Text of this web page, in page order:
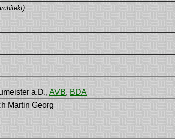
a.D., AVB, BDA
Martin Georg